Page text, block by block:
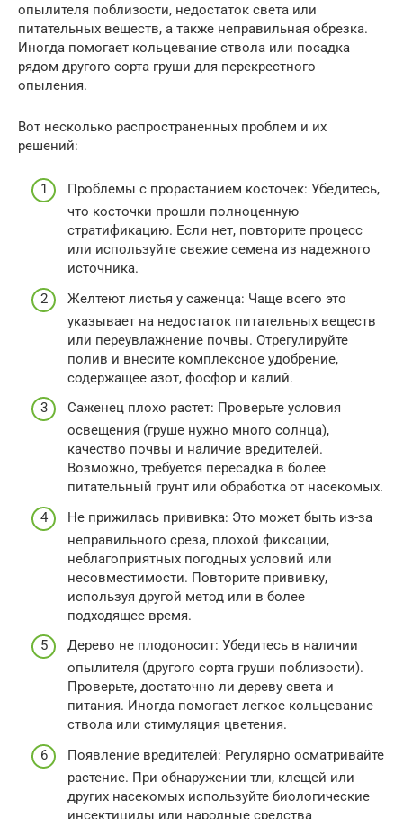
опылителя поблизости, недостаток света или
питательных веществ, а также неправильная обрезка.
Иногда помогает кольцевание ствола или посадка
рядом другого сорта груши для перекрестного
опыления.
Вот несколько распространенных проблем и их
решений:
Проблемы с прорастанием косточек: Убедитесь,
что косточки прошли полноценную
стратификацию. Если нет, повторите процесс
или используйте свежие семена из надежного
источника.
Желтеют листья у саженца: Чаще всего это
указывает на недостаток питательных веществ
или переувлажнение почвы. Отрегулируйте
полив и внесите комплексное удобрение,
содержащее азот, фосфор и калий.
Саженец плохо растет: Проверьте условия
освещения (груше нужно много солнца),
качество почвы и наличие вредителей.
Возможно, требуется пересадка в более
питательный грунт или обработка от насекомых.
Не прижилась прививка: Это может быть из-за
неправильного среза, плохой фиксации,
неблагоприятных погодных условий или
несовместимости. Повторите прививку,
используя другой метод или в более
подходящее время.
Дерево не плодоносит: Убедитесь в наличии
опылителя (другого сорта груши поблизости).
Проверьте, достаточно ли дереву света и
питания. Иногда помогает легкое кольцевание
ствола или стимуляция цветения.
Появление вредителей: Регулярно осматривайте
растение. При обнаружении тли, клещей или
других насекомых используйте биологические
инсектициды или народные средства